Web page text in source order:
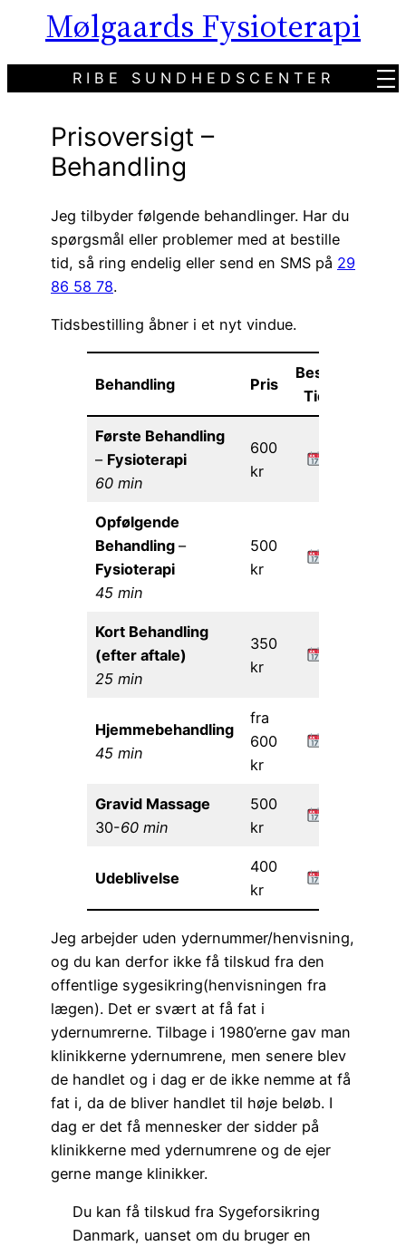
Mølgaards Fysioterapi
RIBE SUNDHEDSCENTER
Prisoversigt –
Behandling
Jeg tilbyder følgende behandlinger. Har du
spørgsmål eller problemer med at bestille
tid, så ring endelig eller send en SMS på 29
86 58 78.
Tidsbestilling åbner i et nyt vindue.
Behandling Pris
Bestil
Tid
Første Behandling
– Fysioterapi
60 min
600
kr
Opfølgende
Behandling–
Fysioterapi
45 min
500
kr
Kort Behandling
(efter aftale)
25 min
350
kr
Hjemmebehandling
45 min
fra
600
kr
Gravid Massage
30-60 min
500
kr
Udeblivelse
400
kr
Jeg arbejder uden ydernummer/henvisning,
og du kan derfor ikke få tilskud fra den
offentlige sygesikring(henvisningen fra
lægen). Det er svært at få fat i
ydernumrerne. Tilbage i 1980’erne gav man
klinikkerne ydernumrene, men senere blev
de handlet og i dag er de ikke nemme at få
fat i, da de bliver handlet til høje beløb. I
dag er det få mennesker der sidder på
klinikkerne med ydernumrene og de ejer
gerne mange klinikker.
Du kan få tilskud fra Sygeforsikring
Danmark, uanset om du bruger en